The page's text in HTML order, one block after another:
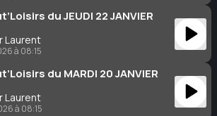
du JEUDI 22 JANVIER
Laurent
à 08:15
du MARDI 20 JANVIER
Laurent
à 08:15